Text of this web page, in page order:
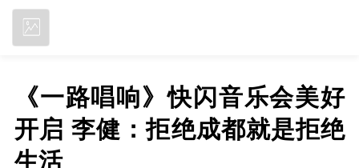
《一路唱响》快闪音乐会美好
开启 李健：拒绝成都就是拒绝
生活